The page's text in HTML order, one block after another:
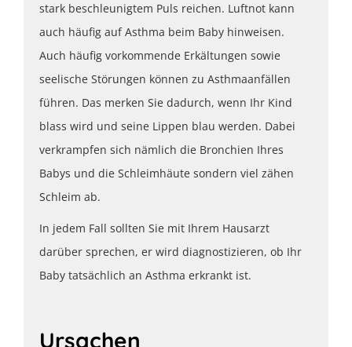
stark beschleunigtem Puls reichen. Luftnot kann
auch häufig auf Asthma beim Baby hinweisen.
Auch häufig vorkommende Erkältungen sowie
seelische Störungen können zu Asthmaanfällen
führen. Das merken Sie dadurch, wenn Ihr Kind
blass wird und seine Lippen blau werden. Dabei
verkrampfen sich nämlich die Bronchien Ihres
Babys und die Schleimhäute sondern viel zähen
Schleim ab.
In jedem Fall sollten Sie mit Ihrem Hausarzt
darüber sprechen, er wird diagnostizieren, ob Ihr
Baby tatsächlich an Asthma erkrankt ist.
Ursachen